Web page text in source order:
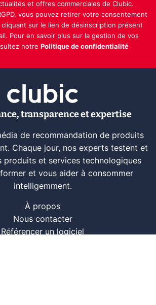
et offres commerciales de Clubic.
vous pouvez retirer votre consentement
sur le lien de désinscription présent
Pour en savoir plus sur la gestion de vos
notre Politique de confidentialité
transparence et expertise
de recommandation de produits
Chaque jour, nos experts testent et
produits et services technologiques
et vous aider à consommer
intelligemment.
À propos
Nous contacter
Référencer un logiciel